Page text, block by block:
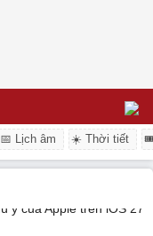
📅 Lịch âm ☀️ Thời tiết